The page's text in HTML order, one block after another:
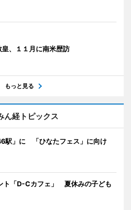
皇、１１月に南米歴訪
もっと見る
ん経トピックス
駅」に 「ひなたフェス」に向け
ト「D-Cカフェ」 夏休みの子ども